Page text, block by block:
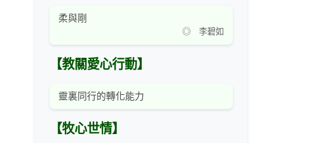
柔與剛
◎ 李碧如
【教關愛心行動】
靈裏同行的轉化能力
【牧心世情】